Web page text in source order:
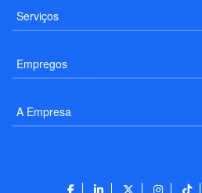
Serviços
Empregos
A Empresa